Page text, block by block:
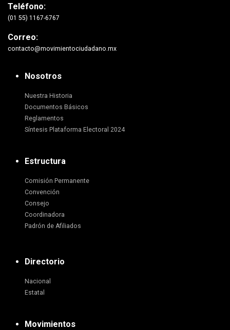
Teléfono:
(01 55) 1167-6767
Correo:
contacto@movimientociudadano.mx
Nosotros
Nuestra Historia
Documentos Básicos
Reglamentos
Síntesis Plataforma Electoral 2024
Estructura
Comisión Permanente
Convención
Consejo
Coordinadora
Padrón de Afiliados
Directorio
Nacional
Estatal
Movimientos